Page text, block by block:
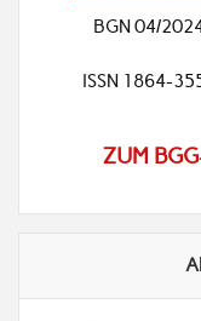
BGN 04/
ISSN 1864-
ZUM